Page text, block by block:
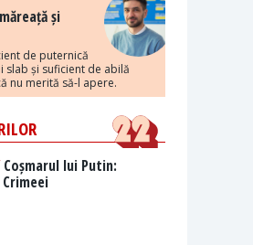
și
de puternică
slab și suficient de abilă
nu merită să-l apere.
Coșmarul lui Putin: